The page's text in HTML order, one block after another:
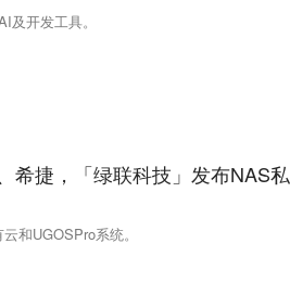
开发工具。
希捷，「绿联科技」发布NAS
和UGOSPro系统。